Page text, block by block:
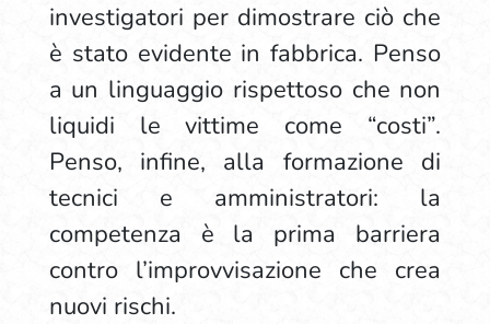
investigatori per dimostrare ciò che
è stato evidente in fabbrica. Penso
a un linguaggio rispettoso che non
liquidi le vittime come “costi”.
Penso, infine, alla formazione di
tecnici e amministratori: la
competenza è la prima barriera
contro l’improvvisazione che crea
nuovi rischi.